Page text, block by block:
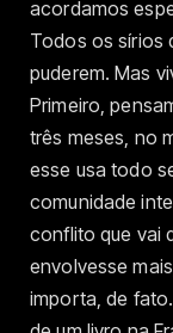
acordamos
Todos os sírios
puderem. Mas
Primeiro,
três meses, no
esse usa todo
comunidade
conflito que vai
envolvesse
importa, de